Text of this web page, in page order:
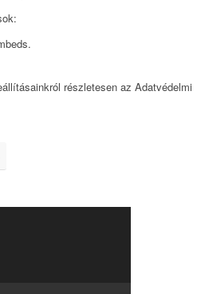
részletesen az Adatvédelmi